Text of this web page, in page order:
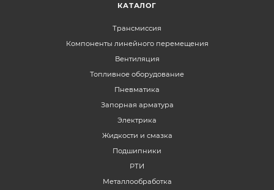
КАТАЛОГ
Трансмиссия
Компоненты линейного перемещения
Вентиляция
Топливное оборудование
Пневматика
Запорная арматура
Электрика
Жидкости и смазка
Подшипники
РТИ
Металлообработка